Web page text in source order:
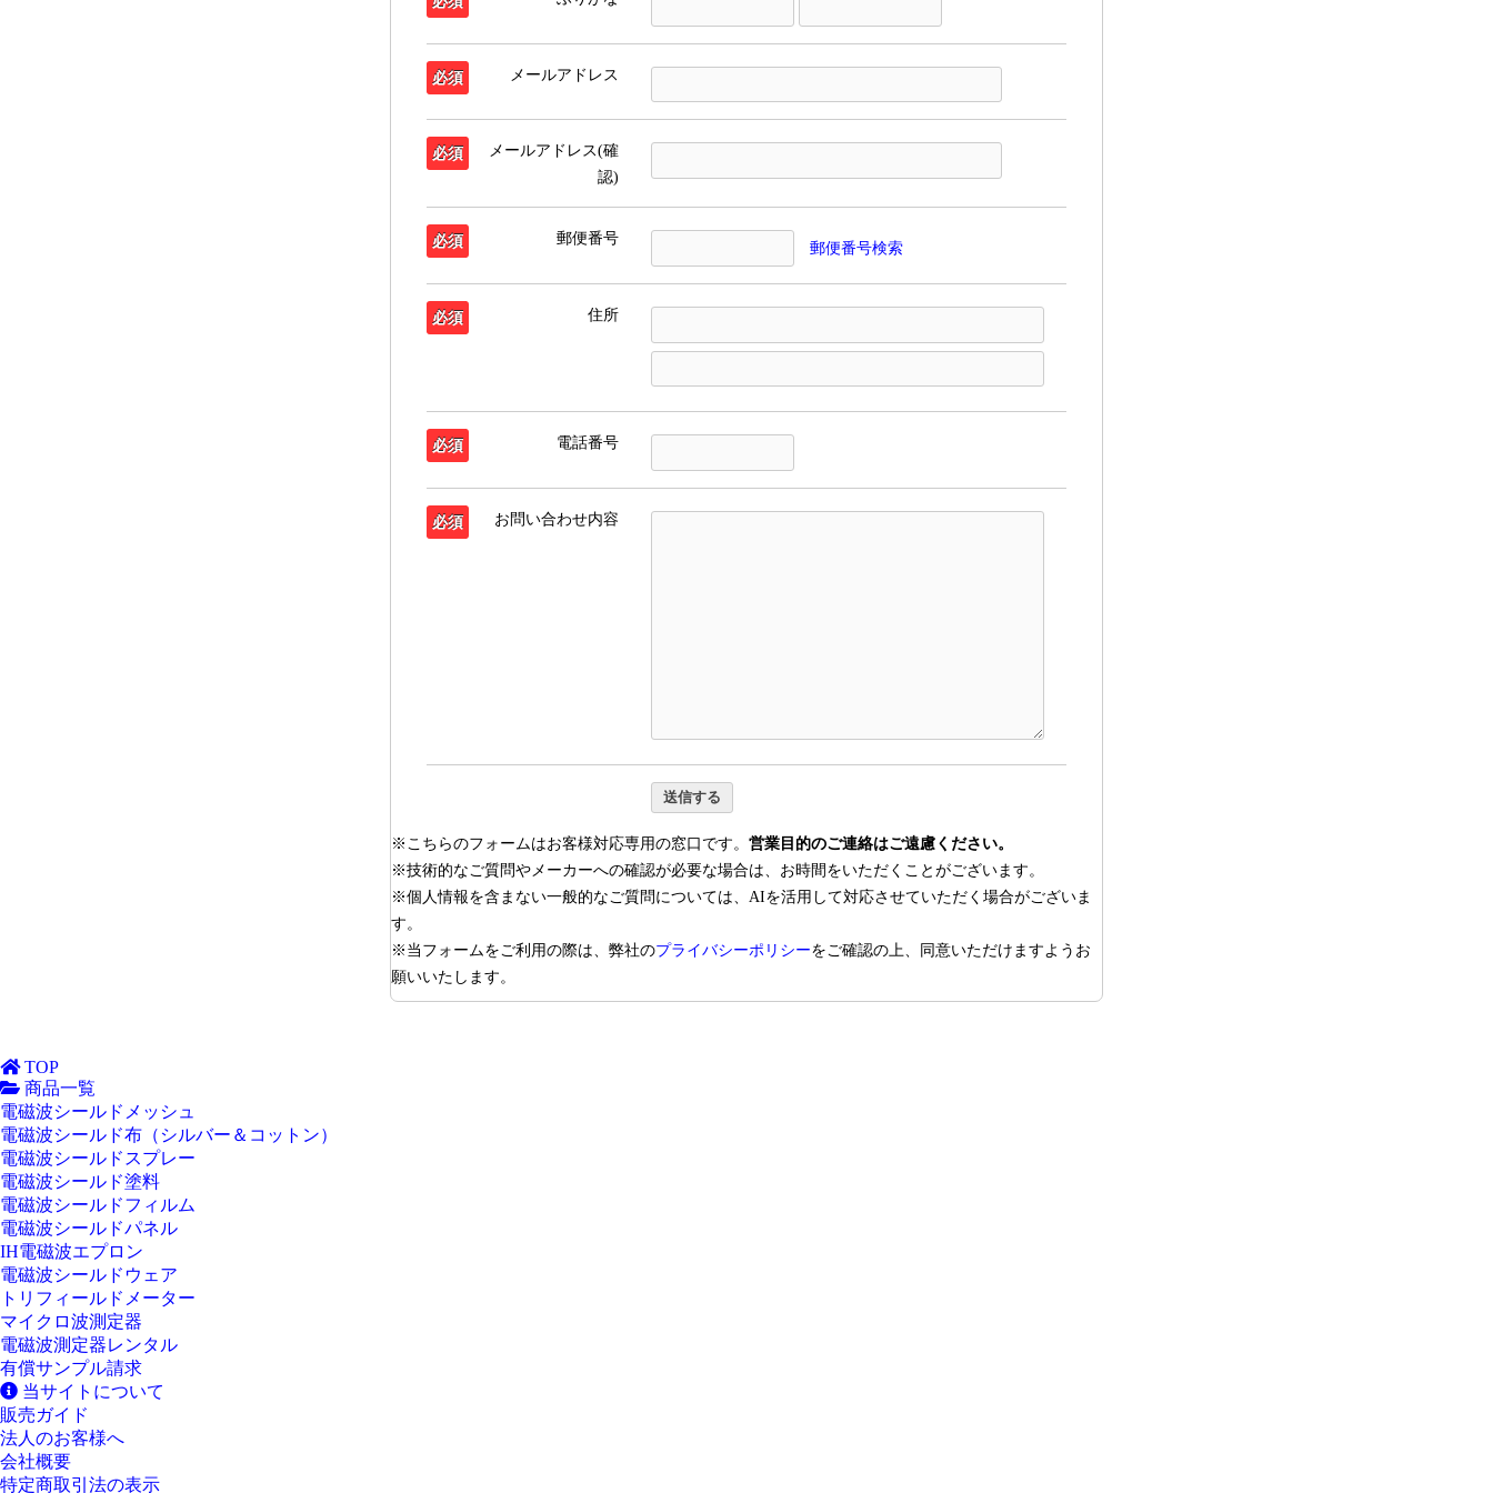
必須 メールアドレス
必須
メールアドレス(確
認)
必須 郵便番号
郵便番号検索
必須 住所
必須 電話番号
必須 お問い合わせ内容
※こちらのフォームはお客様対応専用の窓口です。 営業目的のご連絡はご遠慮ください。
※技術的なご質問やメーカーへの確認が必要な場合は、お時間をいただくことがございます。
※個人情報を含まない一般的なご質問については、AIを活用して対応させていただく場合がございま
す。
※当フォームをご利用の際は、弊社のプライバシーポリシーをご確認の上、同意いただけますようお
願いいたします。
TOP
商品一覧
電磁波シールドメッシュ
電磁波シールド布（シルバー＆コットン）
電磁波シールドスプレー
電磁波シールド塗料
電磁波シールドフィルム
電磁波シールドパネル
IH電磁波エプロン
電磁波シールドウェア
トリフィールドメーター
マイクロ波測定器
電磁波測定器レンタル
有償サンプル請求
当サイトについて
販売ガイド
法人のお客様へ
会社概要
特定商取引法の表示